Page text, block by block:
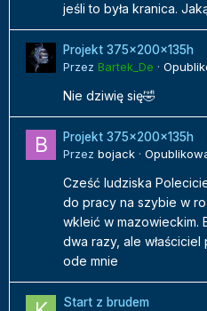
jeśli to była kranica.
Projekt 375x200x135h
Przez Bartek_De ·
Nie dziwię się🤣
Projekt 375x200x135h
Przez bojack ·
Cześć ludziska
do pracy na szybie w
wkleić w mazowieckim.
dwa razy, ale
ode mnie
Start z brudem